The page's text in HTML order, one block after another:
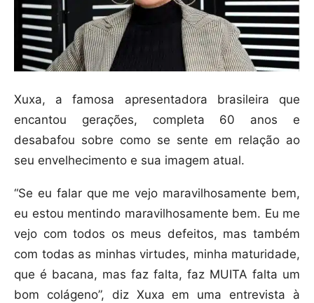
Xuxa, a famosa apresentadora brasileira que
encantou gerações, completa 60 anos e
desabafou sobre como se sente em relação ao
seu envelhecimento e sua imagem atual.
“Se eu falar que me vejo maravilhosamente bem,
eu estou mentindo maravilhosamente bem. Eu me
vejo com todos os meus defeitos, mas também
com todas as minhas virtudes, minha maturidade,
que é bacana, mas faz falta, faz MUITA falta um
bom colágeno”, diz Xuxa em uma entrevista à